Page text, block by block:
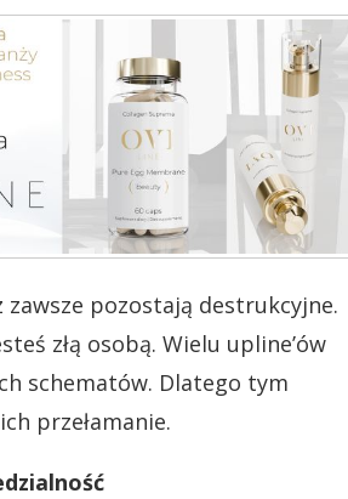
pozostają destrukcyjne.
złą osobą. Wielu upline’ów
schematów. Dlatego tym
przełamanie.